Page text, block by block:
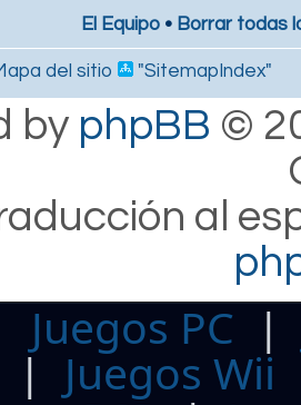
El Equipo • Borrar todas
del sitio "SitemapIndex"
by phpBB ©
al
Juegos PC
Juegos Wii